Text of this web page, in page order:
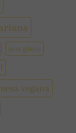
sem glúten
vegana